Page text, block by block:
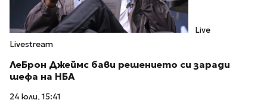
Live
Livestream
ЛеБрон Джеймс бави решението си заради
шефа на НБА
24 юли, 15:41